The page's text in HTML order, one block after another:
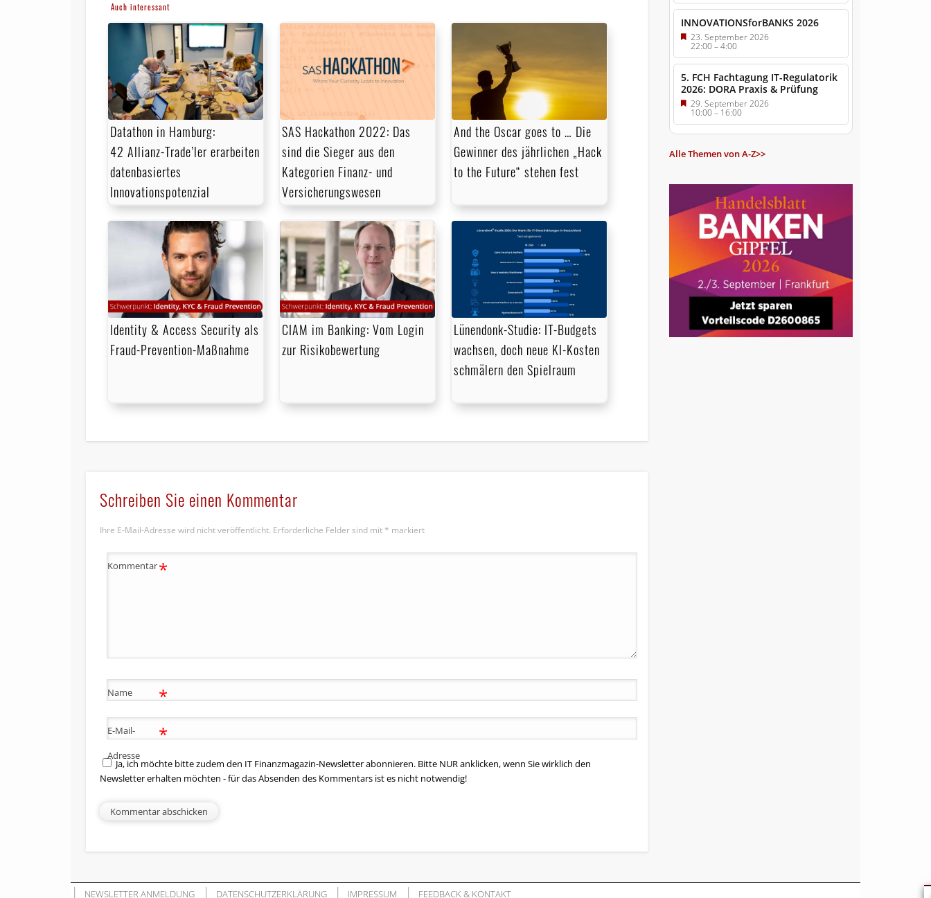
Auch interessant
Datathon in Hamburg:
42 Allianz-Trade’ler erarbeiten
datenbasiertes
Innovationspotenzial
SAS Hackathon 2022: Das
sind die Sieger aus den
Kategorien Finanz- und
Versicherungswesen
And the Oscar goes to … Die
Gewinner des jährlichen „Hack
to the Future“ stehen fest
Identity & Access Security als
Fraud-Prevention-Maßnahme
CIAM im Banking: Vom Login
zur Risikobewertung
Lünendonk-Studie: IT-Budgets
wachsen, doch neue KI-Kosten
schmälern den Spielraum
Schreiben Sie einen Kommentar
Ihre E-Mail-Adresse wird nicht veröffentlicht. Erforderliche Felder sind mit * markiert
Kommentar*
Name *
E-Mail-
Adresse
*
Ja, ich möchte bitte zudem den IT Finanzmagazin-Newsletter abonnieren. Bitte NUR anklicken, wenn Sie wirklich den
Newsletter erhalten möchten - für das Absenden des Kommentars ist es nicht notwendig!
INNOVATIONSforBANKS 2026
23. September 2026
22:00–4:00
5. FCH Fachtagung IT-Regulatorik
2026: DORA Praxis & Prüfung
29. September 2026
10:00– 16:00
Alle Themen von A-Z>>
NEWSLETTER ANMELDUNG DATENSCHUTZERKLÄRUNG IMPRESSUM FEEDBACK & KONTAKT